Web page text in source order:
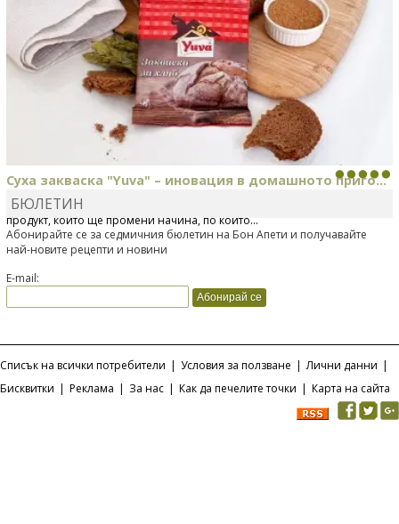
Суха закваска "Yuva" – иновация в домашното приго...
Отскоро Лесафр България стартира предлагането на изцяло нов
продукт, който ще промени начина, по който...
БЮЛЕТИН
Абонирайте се за седмичния бюлетин на Бон Апети и получавайте
най-новите рецепти и новини
E-mail:
Списък на всички потребители | Условия за ползване | Лични данни |
Бисквитки | Реклама | За нас | Как да печелите точки | Карта на сайта